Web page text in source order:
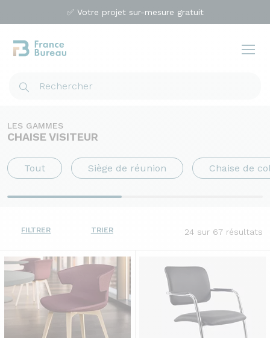
✅ Votre projet sur-mesure gratuit
LES GAMMES
CHAISE VISITEUR
Tout Siège de réunion Chaise de
FILTRER TRIER 24 sur 67 résultats